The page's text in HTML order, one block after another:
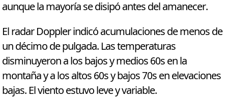
aunque la mayoría se disipó antes del amanecer.
El radar Doppler indicó acumulaciones de menos de
un décimo de pulgada. Las temperaturas
disminuyeron a los bajos y medios 60s en la
montaña y a los altos 60s y bajos 70s en elevaciones
bajas. El viento estuvo leve y variable.